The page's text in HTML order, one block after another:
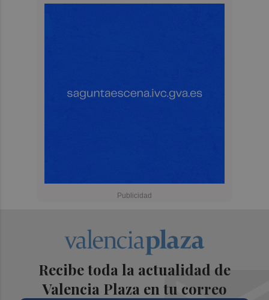
Recibe toda la actualidad de
Valencia Plaza en tu correo